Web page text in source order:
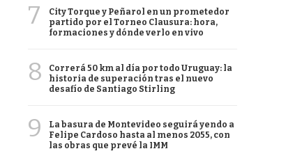
7
City Torque y Peñarol en un prometedor
partido por el Torneo Clausura: hora,
formaciones y dónde verlo en vivo
8
Correrá 50 km al día por todo Uruguay: la
historia de superación tras el nuevo
desafío de Santiago Stirling
9
La basura de Montevideo seguirá yendo a
Felipe Cardoso hasta al menos 2055, con
las obras que prevé la IMM